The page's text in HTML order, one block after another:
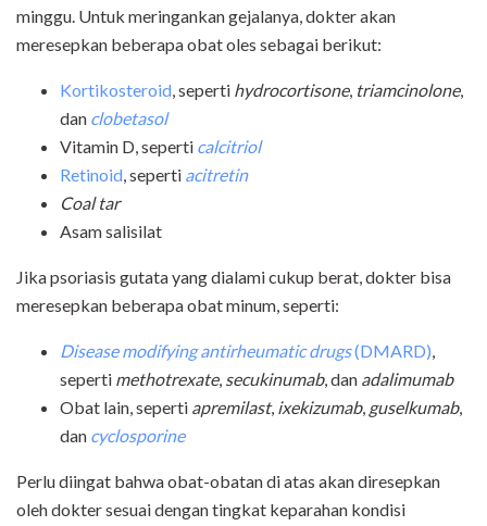
minggu. Untuk meringankan gejalanya, dokter akan
meresepkan beberapa obat oles sebagai berikut:
Kortikosteroid, seperti hydrocortisone, triamcinolone,
dan clobetasol
Vitamin D, seperti calcitriol
Retinoid, seperti acitretin
Coal tar
Asam salisilat
Jika psoriasis gutata yang dialami cukup berat, dokter bisa
meresepkan beberapa obat minum, seperti:
Disease modifying antirheumatic drugs(DMARD),
seperti methotrexate, secukinumab, dan adalimumab
Obat lain, seperti apremilast, ixekizumab, guselkumab,
dan cyclosporine
Perlu diingat bahwa obat-obatan di atas akan diresepkan
oleh dokter sesuai dengan tingkat keparahan kondisi